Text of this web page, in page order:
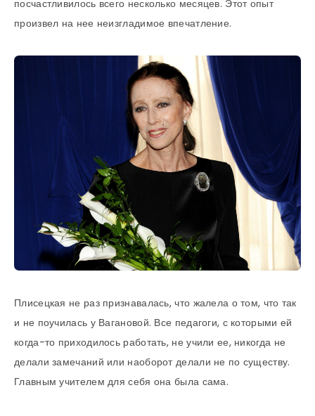
посчастливилось всего несколько месяцев. Этот опыт
произвел на нее неизгладимое впечатление.
Плисецкая не раз признавалась, что жалела о том, что так
и не поучилась у Вагановой. Все педагоги, с которыми ей
когда-то приходилось работать, не учили ее, никогда не
делали замечаний или наоборот делали не по существу.
Главным учителем для себя она была сама.